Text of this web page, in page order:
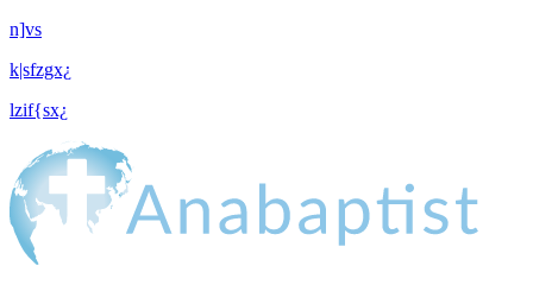
n]vs
k|sfzgx¿
lzif{sx¿